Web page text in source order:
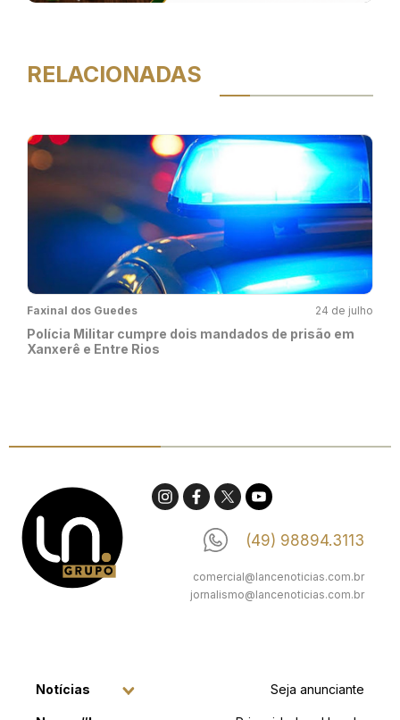
RELACIONADAS
Faxinal dos Guedes 24 de julho
Polícia Militar cumpre dois mandados de prisão em
Xanxerê e Entre Rios
(49) 98894.3113
comercial@lancenoticias.com.br
jornalismo@lancenoticias.com.br
Notícias Seja anunciante